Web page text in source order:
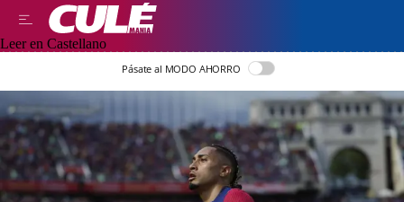
Leer en Castellano
Pásate al MODO AHORRO